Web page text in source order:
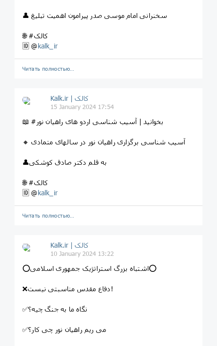
👤 سخنرانی‌ امام موسی صدر پیرامون اهمیت تبلیغ
🌐 #کالک
🆔 @kalk_ir
Читать полностью…
Kalk.ir | کالک
15 January 2024 17:54
📖 #بخوانید | آسیب شناسی اردو های راهیان نور
🔸 آسیب شناسی برگزاری راهیان نور در سالهای متمادی
👤به قلم دکتر صادق کوشکی
🌐 #کالک
🆔 @kalk_ir
Читать полностью…
Kalk.ir | کالک
10 January 2024 13:22
⭕️اشتباه بزرگ استراتژیک جمهوری اسلامی⭕️
❌دفاع مقدس مناسبتی نیست!
✅نگاه ما به جنگ چیه؟
✅می ریم راهیان نور چی کار؟